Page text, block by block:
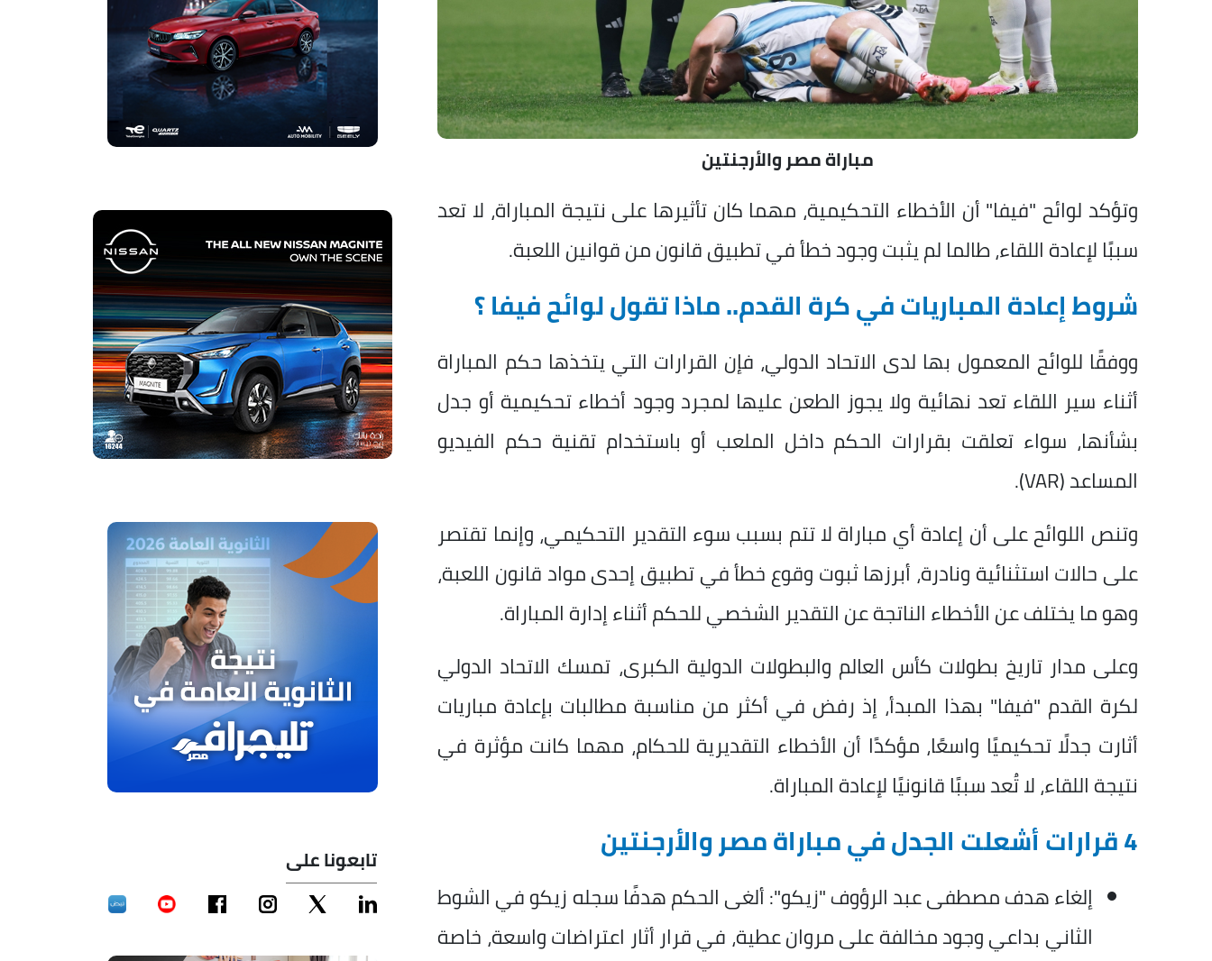
مباراة مصر والأرجنتين
وتؤكد لوائح "فيفا" أن الأخطاء التحكيمية، مهما كان تأثيرها على نتيجة المباراة، لا تعد
سببًا لإعادة اللقاء، طالما لم يثبت وجود خطأ في تطبيق قانون من قوانين اللعبة.
شروط إعادة المباريات في كرة القدم.. ماذا تقول لوائح فيفا ؟
ووفقًا للوائح المعمول بها لدى الاتحاد الدولي، فإن القرارات التي يتخذها حكم المباراة
أثناء سير اللقاء تعد نهائية ولا يجوز الطعن عليها لمجرد وجود أخطاء تحكيمية أو جدل
بشأنها، سواء تعلقت بقرارات الحكم داخل الملعب أو باستخدام تقنية حكم الفيديو
المساعد (VAR).
وتنص اللوائح على أن إعادة أي مباراة لا تتم بسبب سوء التقدير التحكيمي، وإنما تقتصر
على حالات استثنائية ونادرة، أبرزها ثبوت وقوع خطأ في تطبيق إحدى مواد قانون اللعبة،
وهو ما يختلف عن الأخطاء الناتجة عن التقدير الشخصي للحكم أثناء إدارة المباراة.
وعلى مدار تاريخ بطولات كأس العالم والبطولات الدولية الكبرى، تمسك الاتحاد الدولي
لكرة القدم "فيفا" بهذا المبدأ، إذ رفض في أكثر من مناسبة مطالبات بإعادة مباريات
أثارت جدلًا تحكيميًا واسعًا، مؤكدًا أن الأخطاء التقديرية للحكام، مهما كانت مؤثرة في
نتيجة اللقاء، لا تُعد سببًا قانونيًا لإعادة المباراة.
4 قرارات أشعلت الجدل في مباراة مصر والأرجنتين
إلغاء هدف مصطفى عبد الرؤوف "زيكو": ألغى الحكم هدفًا سجله زيكو في الشوط
الثاني بداعي وجود مخالفة على مروان عطية، في قرار أثار اعتراضات واسعة، خاصة
تابعونا على